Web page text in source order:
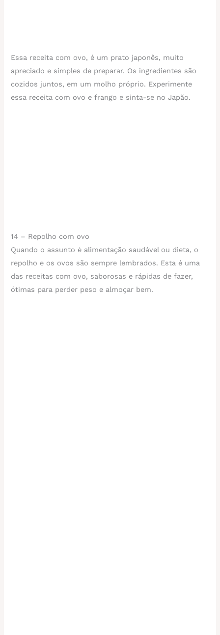
Essa receita com ovo, é um prato japonês, muito
apreciado e simples de preparar. Os ingredientes são
cozidos juntos, em um molho próprio. Experimente
essa receita com ovo e frango e sinta-se no Japão.
14 – Repolho com ovo
Quando o assunto é alimentação saudável ou dieta, o
repolho e os ovos são sempre lembrados. Esta é uma
das receitas com ovo, saborosas e rápidas de fazer,
ótimas para perder peso e almoçar bem.